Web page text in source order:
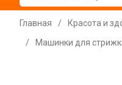
Главная /
Красота и
/
Машинки для